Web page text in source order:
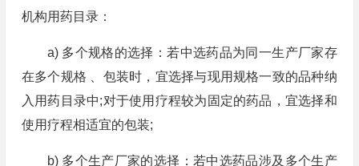
机构用药目录：
a) 多个规格的选择：若中选药品为同一生产厂家存
在多个规格 、包装时，宜选择与现用规格一致的品种纳
入用药目录中;对于使用疗程较为固定的药品，宜选择和
使用疗程相适宜的包装;
b) 多个生产厂家的选择：若中选药品涉及多个生产